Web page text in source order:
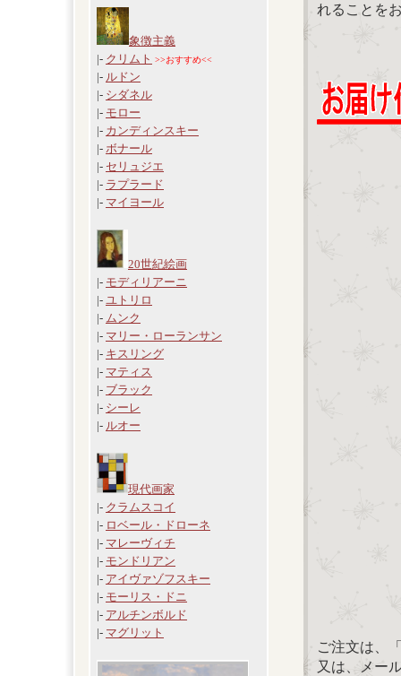
象徴主義
|- クリムト >>おすすめ<<
|- ルドン
|- シダネル
|- モロー
|- カンディンスキー
|- ボナール
|- セリュジエ
|- ラプラード
|- マイヨール
20世紀絵画
|- モディリアーニ
|- ユトリロ
|- ムンク
|- マリー・ローランサン
|- キスリング
|- マティス
|- ブラック
|- シーレ
|- ルオー
現代画家
|- クラムスコイ
|- ロベール・ドローネ
|- マレーヴィチ
|- モンドリアン
|- アイヴァゾフスキー
|- モーリス・ドニ
|- アルチンボルド
|- マグリット
れることを
ご注文は、
又は、メー